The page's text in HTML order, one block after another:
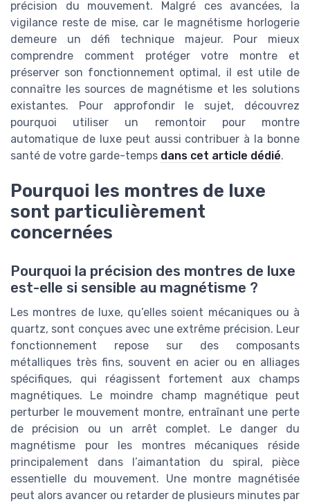
précision du mouvement. Malgré ces avancées, la
vigilance reste de mise, car le magnétisme horlogerie
demeure un défi technique majeur. Pour mieux
comprendre comment protéger votre montre et
préserver son fonctionnement optimal, il est utile de
connaître les sources de magnétisme et les solutions
existantes. Pour approfondir le sujet, découvrez
pourquoi utiliser un remontoir pour montre
automatique de luxe peut aussi contribuer à la bonne
santé de votre garde-temps dans cet article dédié.
Pourquoi les montres de luxe
sont particulièrement
concernées
Pourquoi la précision des montres de luxe
est-elle si sensible au magnétisme ?
Les montres de luxe, qu’elles soient mécaniques ou à
quartz, sont conçues avec une extrême précision. Leur
fonctionnement repose sur des composants
métalliques très fins, souvent en acier ou en alliages
spécifiques, qui réagissent fortement aux champs
magnétiques. Le moindre champ magnétique peut
perturber le mouvement montre, entraînant une perte
de précision ou un arrêt complet. Le danger du
magnétisme pour les montres mécaniques réside
principalement dans l’aimantation du spiral, pièce
essentielle du mouvement. Une montre magnétisée
peut alors avancer ou retarder de plusieurs minutes par